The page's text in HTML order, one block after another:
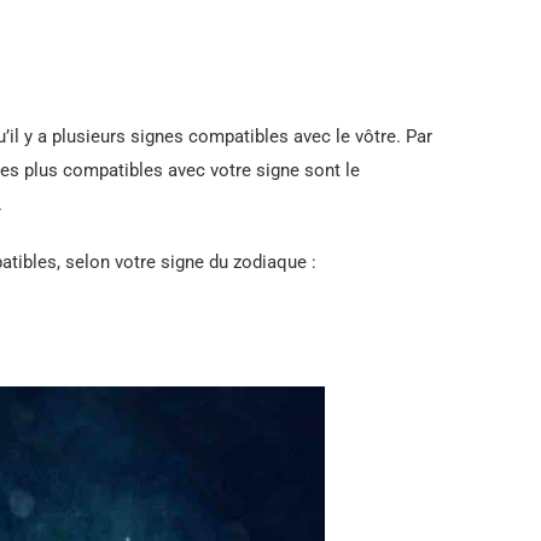
y a plusieurs signes compatibles avec le vôtre. Par
plus compatibles avec votre signe sont le
selon votre signe du zodiaque :